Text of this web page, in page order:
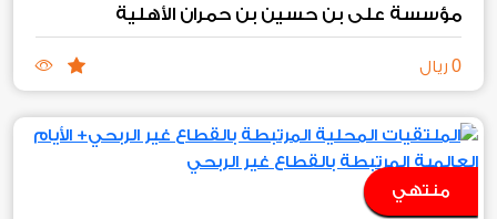
مؤسسة علي بن حسين بن حمران الأهلية
0 ريال
منتهي